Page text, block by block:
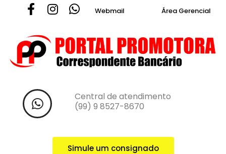
Webmail Área Gerencial
Central de atendimento ‪
(99) 9 8527-8670‬
Simule um consignado